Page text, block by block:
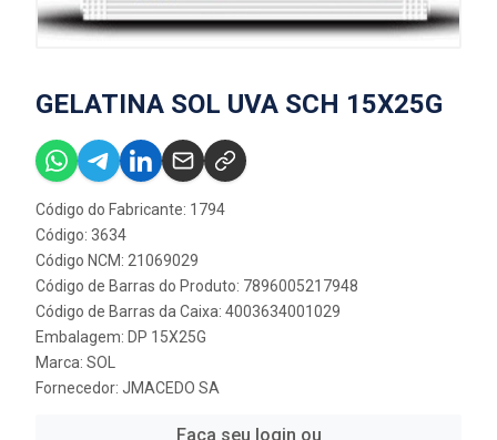
GELATINA SOL UVA SCH 15X25G
Código do Fabricante: 1794
Código: 3634
Código NCM: 21069029
Código de Barras do Produto: 7896005217948
Código de Barras da Caixa: 4003634001029
Embalagem: DP 15X25G
Marca: SOL
Fornecedor: JMACEDO SA
Faça seu login ou